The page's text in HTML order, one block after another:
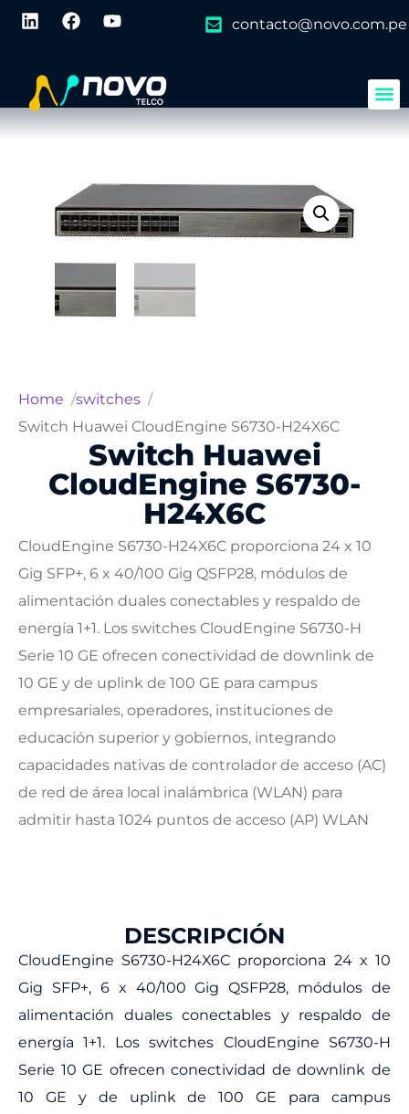
contacto@novo.com.pe
Home
switches
Switch Huawei CloudEngine S6730-H24X6C
Switch Huawei
CloudEngine S6730-
H24X6C
CloudEngine S6730-H24X6C proporciona 24 x 10
Gig SFP+, 6 x 40/100 Gig QSFP28, módulos de
alimentación duales conectables y respaldo de
energía 1+1. Los switches CloudEngine S6730-H
Serie 10 GE ofrecen conectividad de downlink de
10 GE y de uplink de 100 GE para campus
empresariales, operadores, instituciones de
educación superior y gobiernos, integrando
capacidades nativas de controlador de acceso (AC)
de red de área local inalámbrica (WLAN) para
admitir hasta 1024 puntos de acceso (AP) WLAN
DESCRIPCIÓN
CloudEngine S6730-H24X6C proporciona 24 x 10
Gig SFP+, 6 x 40/100 Gig QSFP28, módulos de
alimentación duales conectables y respaldo de
energía 1+1. Los switches CloudEngine S6730-H
Serie 10 GE ofrecen conectividad de downlink de
10 GE y de uplink de 100 GE para campus